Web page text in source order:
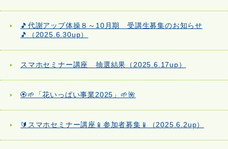
🎵代謝アップ体操８～10月期 受講生募集のお知らせ
🎵（2025.6.30up）
スマホセミナー講座 抽選結果（2025.6.17up）
🏵️🌱「花いっぱい事業2025」🌱🌺
🔰スマホセミナー講座📱参加者募集📱（2025.6.2up）